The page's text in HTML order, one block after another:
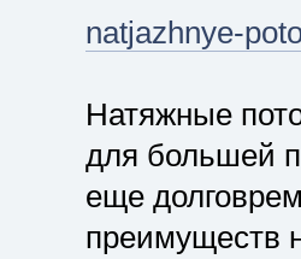
natjazhnye-
Натяжные
для большей
еще
преимуществ